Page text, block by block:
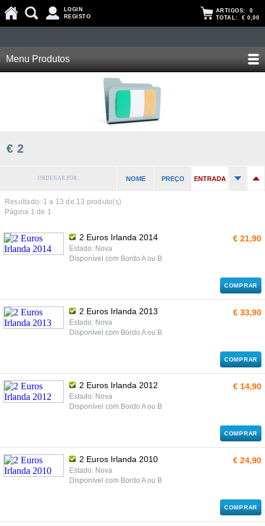
LOGIN
REGISTO
ARTIGOS: 0
TOTAL: € 0,00
Menu Produtos
€ 2
ORDENAR POR: NOME PREÇO ENTRADA
Resultado: 1 a 13 de 13 produto(s)
Página 1 de 1
2 Euros Irlanda 2014
Estado: Nova
Disponível com Bordo A ou B
€ 21,90
COMPRAR
2 Euros Irlanda 2013
Estado: Nova
Disponível com Bordo A ou B
€ 33,90
COMPRAR
2 Euros Irlanda 2012
Estado: Nova
Disponível com Bordo A ou B
€ 14,90
COMPRAR
2 Euros Irlanda 2010
Estado: Nova
Disponível com Bordo A ou B
€ 24,90
COMPRAR